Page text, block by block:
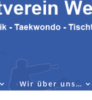
Wir über uns…